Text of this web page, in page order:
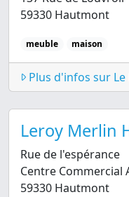
59330 Hautmont
meuble maison
Plus d'infos sur
Leroy Merlin
Rue de l'espérance
Centre Commercial
59330 Hautmont